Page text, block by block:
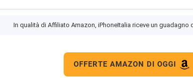
In qualità di Affiliato Amazon, iPhoneItalia riceve un guadagno
OFFERTE AMAZON DI OGGI